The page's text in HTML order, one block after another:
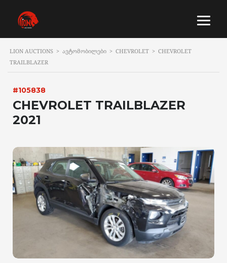
LION AUCTIONS > ᲐᲕᲢᲝᲛᲝᲑᲘᲚᲔᲑᲘ > CHEVROLET > CHEVROLET
TRAILBLAZER
#105838
CHEVROLET TRAILBLAZER
2021